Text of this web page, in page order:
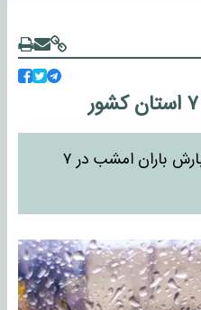
یک کارشناس هواشناسی از بارش باران امشب در ۷